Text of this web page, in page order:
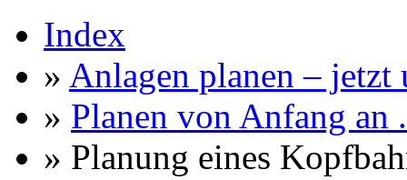
Index
» Anlagen planen – jetzt
» Planen von Anfang an
» Planung eines